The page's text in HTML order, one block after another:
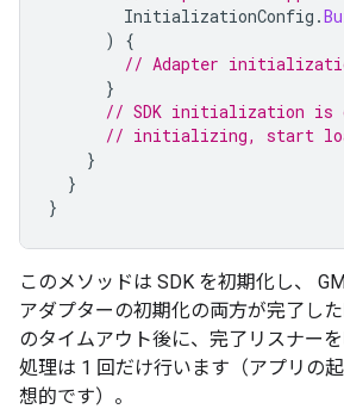
InitializationConfig .
)
{
// Adapter
}
// SDK initialization is
// initializing, start
}
}
}
このメソッドは SDK を初期化し、
アダプターの初期化の両方が完了し
のタイムアウト後に、完了リスナー
処理は 1 回だけ行います（アプリの
想的です）。